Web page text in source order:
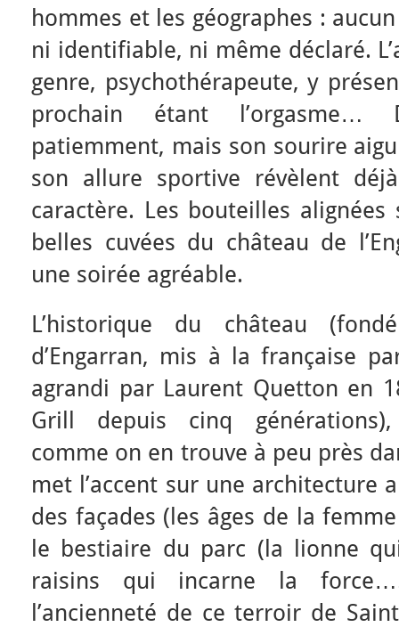
hommes et les géographes :
ni identifiable, ni même déclaré.
genre, psychothérapeute, y
prochain étant l’orgasme…
patiemment, mais son sourire
son allure sportive révèlent
caractère. Les bouteilles
belles cuvées du château de
une soirée agréable.
L’historique du château
d’Engarran, mis à la française
agrandi par Laurent Quetton en
Grill depuis cinq
comme on en trouve à peu près
met l’accent sur une architecture
des façades (les âges de la
le bestiaire du parc (la lionne
raisins qui incarne la
l’ancienneté de ce terroir de